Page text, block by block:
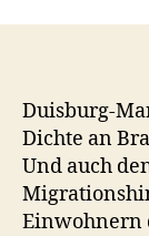
Duisburg-
Dichte an
Und auch
Einwohnern